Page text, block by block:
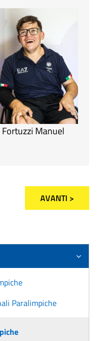
Fortuzzi Manuel
AVANTI >
Paralimpiche